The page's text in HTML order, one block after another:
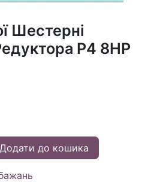
Шестерні
P4 8HP
Додати до кошика